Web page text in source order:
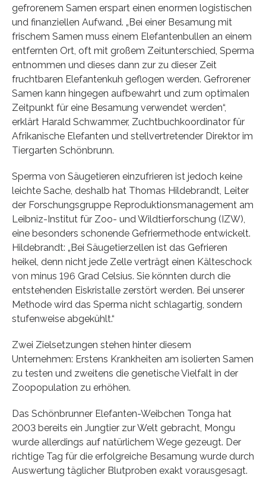
gefrorenem Samen erspart einen enormen logistischen
und finanziellen Aufwand. „Bei einer Besamung mit
frischem Samen muss einem Elefantenbullen an einem
entfernten Ort, oft mit großem Zeitunterschied, Sperma
entnommen und dieses dann zur zu dieser Zeit
fruchtbaren Elefantenkuh geflogen werden. Gefrorener
Samen kann hingegen aufbewahrt und zum optimalen
Zeitpunkt für eine Besamung verwendet werden“,
erklärt Harald Schwammer, Zuchtbuchkoordinator für
Afrikanische Elefanten und stellvertretender Direktor im
Tiergarten Schönbrunn.
Sperma von Säugetieren einzufrieren ist jedoch keine
leichte Sache, deshalb hat Thomas Hildebrandt, Leiter
der Forschungsgruppe Reproduktionsmanagement am
Leibniz-Institut für Zoo- und Wildtierforschung (IZW),
eine besonders schonende Gefriermethode entwickelt.
Hildebrandt: „Bei Säugetierzellen ist das Gefrieren
heikel, denn nicht jede Zelle verträgt einen Kälteschock
von minus 196 Grad Celsius. Sie könnten durch die
entstehenden Eiskristalle zerstört werden. Bei unserer
Methode wird das Sperma nicht schlagartig, sondern
stufenweise abgekühlt.“
Zwei Zielsetzungen stehen hinter diesem
Unternehmen: Erstens Krankheiten am isolierten Samen
zu testen und zweitens die genetische Vielfalt in der
Zoopopulation zu erhöhen.
Das Schönbrunner Elefanten-Weibchen Tonga hat
2003 bereits ein Jungtier zur Welt gebracht, Mongu
wurde allerdings auf natürlichem Wege gezeugt. Der
richtige Tag für die erfolgreiche Besamung wurde durch
Auswertung täglicher Blutproben exakt vorausgesagt.